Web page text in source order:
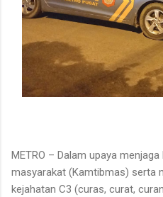
METRO – Dalam upaya
masyarakat (Kamtibmas) serta
kejahatan C3 (curas, curat,